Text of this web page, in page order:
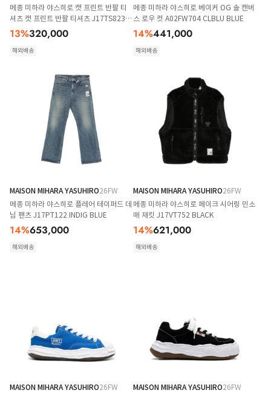
메종 미하라 야스히로 캣 프린트 반팔 티
셔츠 캣 프린트 반팔 티셔츠 J17TS823
BLACK
13%320,000
해외배송
메종 미하라 야스히로 베이커 OG 솔 캔버
스 로우 컷 A02FW704 CLBLU BLUE
14%441,000
해외배송
MAISON MIHARA YASUHIRO26FW
메종 미하라 야스히로 플레어 테이퍼드 데
님 팬츠 J17PT122 INDIG BLUE
14%653,000
해외배송
MAISON MIHARA YASUHIRO26FW
메종 미하라 야스히로 페이크 시어링 민소
매 재킷 J17VT752 BLACK
14%621,000
해외배송
MAISON MIHARA YASUHIRO26FW
MAISON MIHARA YASUHIRO26FW